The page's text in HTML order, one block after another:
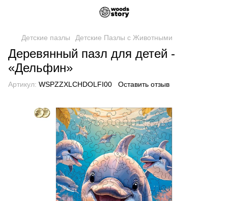
Детские пазлы Детские Пазлы с Животными
Деревянный пазл для детей -
«Дельфин»
Артикул: WSPZZXLCHDOLFI00 Оставить отзыв